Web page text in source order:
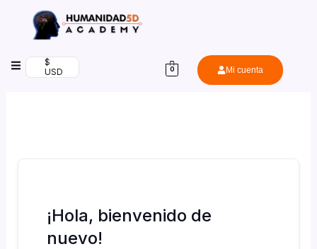
contenido
$
USD
0 Mi cuenta
¡Hola, bienvenido de
nuevo!